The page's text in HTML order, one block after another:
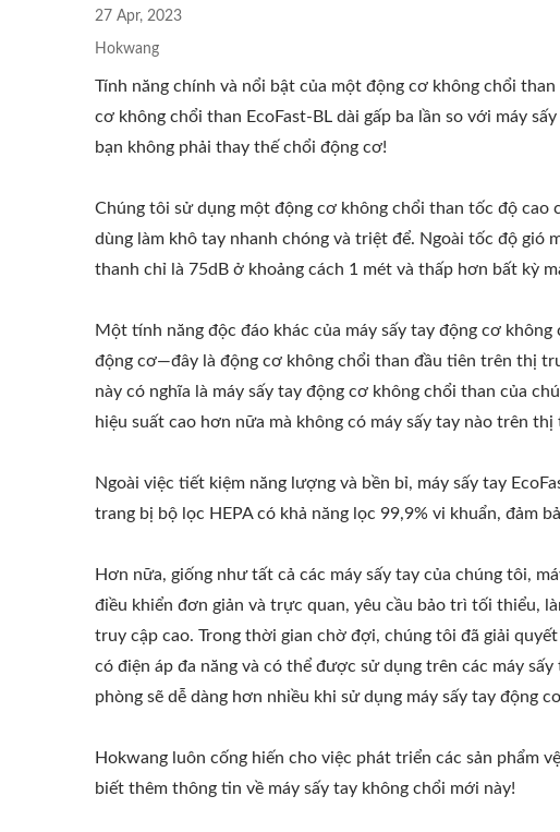
27 Apr, 2023
Hokwang
Tính năng chính và nổi bật của một động cơ không chổi
cơ không chổi than EcoFast-BL dài gấp ba lần so với máy
bạn không phải thay thế chổi động cơ!
Chúng tôi sử dụng một động cơ không chổi than tốc độ cao
dùng làm khô tay nhanh chóng và triệt để. Ngoài tốc độ gió
thanh chỉ là 75dB ở khoảng cách 1 mét và thấp hơn bất kỳ
Một tính năng độc đáo khác của máy sấy tay động cơ
động cơ—đây là động cơ không chổi than đầu tiên trên thị
này có nghĩa là máy sấy tay động cơ không chổi than của
hiệu suất cao hơn nữa mà không có máy sấy tay nào trên
Ngoài việc tiết kiệm năng lượng và bền bỉ, máy sấy tay
trang bị bộ lọc HEPA có khả năng lọc 99,9% vi khuẩn, đảm
Hơn nữa, giống như tất cả các máy sấy tay của chúng tôi,
điều khiển đơn giản và trực quan, yêu cầu bảo trì tối thiểu,
truy cập cao. Trong thời gian chờ đợi, chúng tôi đã giải
có điện áp đa năng và có thể được sử dụng trên các máy
phòng sẽ dễ dàng hơn nhiều khi sử dụng máy sấy tay động
Hokwang luôn cống hiến cho việc phát triển các sản phẩm
biết thêm thông tin về máy sấy tay không chổi mới này!